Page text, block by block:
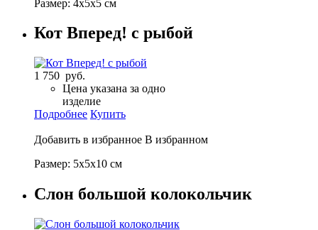
Размер: 4х5х5 см
Кот Вперед! с рыбой
1 750 руб.
Цена указана за одно
изделие
Подробнее Купить
Добавить в избранное В избранном
Размер: 5х5х10 см
Слон большой колокольчик